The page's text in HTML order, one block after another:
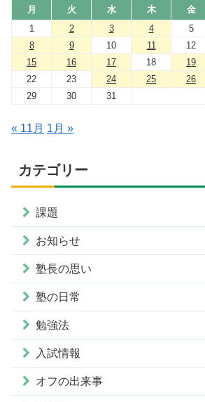
月 火 水 木 金
1
2 3 4 5
8
9 10 11 12
15
16 17 18 19
22
23 24 25 26
29
30 31
« 11月 1月 »
カテゴリー
課題
お知らせ
塾長の思い
塾の日常
勉強法
入試情報
オフの出来事